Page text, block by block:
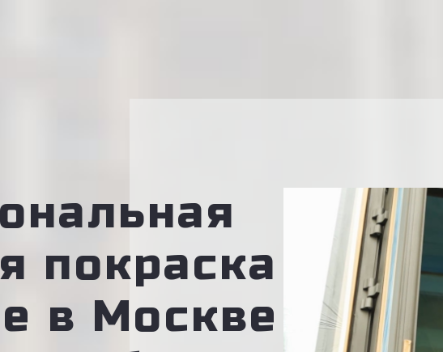
покраска
в Москве